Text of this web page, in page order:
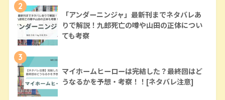
2
「アンダーニンジャ」最新刊までネタバレあ
りで解説！九郎死亡の噂や山田の正体につい
ても考察
3
マイホームヒーローは完結した？最終回はど
うなるかを予想・考察！！[ネタバレ注意]